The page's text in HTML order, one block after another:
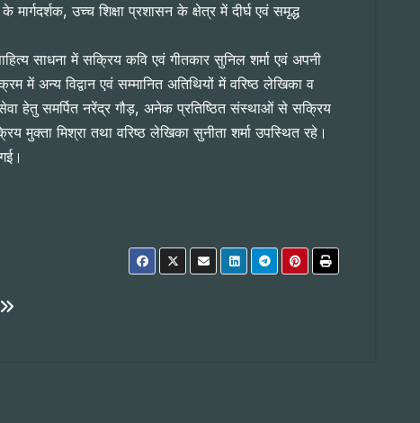
उच्च शिक्षा प्रशासन के क्षेत्र में दीर्घ एवं समृद्ध
साधना में सक्रिय कवि एवं गीतकार सुनिल शर्मा एवं अपनी
में अन्य विद्वान एवं सम्मानित अतिथियों में वरिष्ठ लेखिका व
हेतु समर्पित नरेंद्र गौड़, अनेक प्रतिष्ठित संस्थाओं से सक्रिय
मुक्ता मिश्रा तथा वरिष्ठ लेखिका सुनीता शर्मा उपस्थित रहे।